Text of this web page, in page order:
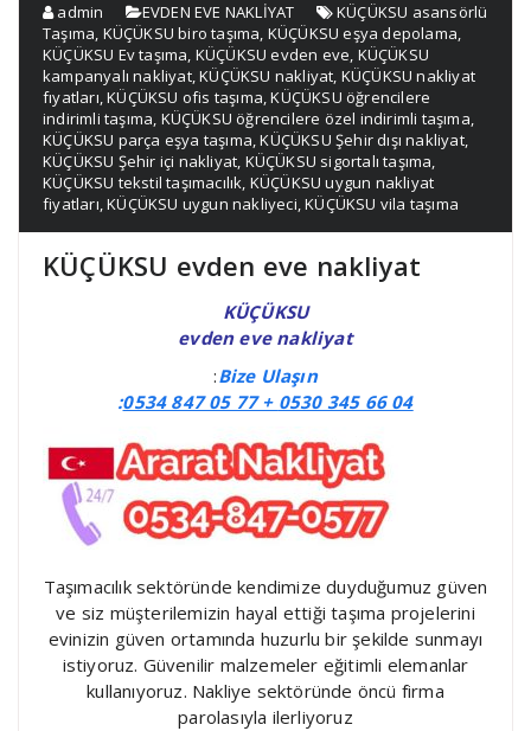
admin EVDEN EVE NAKLİYAT
KÜÇÜKSU asansörlü
Taşıma, KÜÇÜKSU biro taşıma, KÜÇÜKSU eşya depolama,
KÜÇÜKSU Ev taşıma, KÜÇÜKSU evden eve, KÜÇÜKSU
kampanyalı nakliyat,KÜÇÜKSU nakliyat, KÜÇÜKSU nakliyat
fıyatları,KÜÇÜKSU ofis taşıma,KÜÇÜKSU öğrencilere
indirimli taşıma, KÜÇÜKSU öğrencilere özel indirimli taşıma,
KÜÇÜKSU parça eşya taşıma,KÜÇÜKSU Şehir dışı nakliyat,
KÜÇÜKSU Şehir içi nakliyat, KÜÇÜKSU sigortalı taşıma,
KÜÇÜKSU tekstil taşımacılık, KÜÇÜKSU uygun nakliyat
fiyatları,KÜÇÜKSU uygun nakliyeci,KÜÇÜKSU vila taşıma
KÜÇÜKSU evden eve nakliyat
KÜÇÜKSU
evden eve nakliyat
:Bize Ulaşın
:0534 847 05 77 + 0530 345 66 04
Taşımacılık sektöründe kendimize duyduğumuz güven
ve siz müşterilemizin hayal ettiği taşıma projelerini
evinizin güven ortamında huzurlu bir şekilde sunmayı
istiyoruz. Güvenilir malzemeler eğitimli elemanlar
kullanıyoruz. Nakliye sektöründe öncü firma
parolasıyla ilerliyoruz